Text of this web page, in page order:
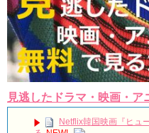
見逃したドラマ・映画・ア
Netflix韓国映画『ヒュ